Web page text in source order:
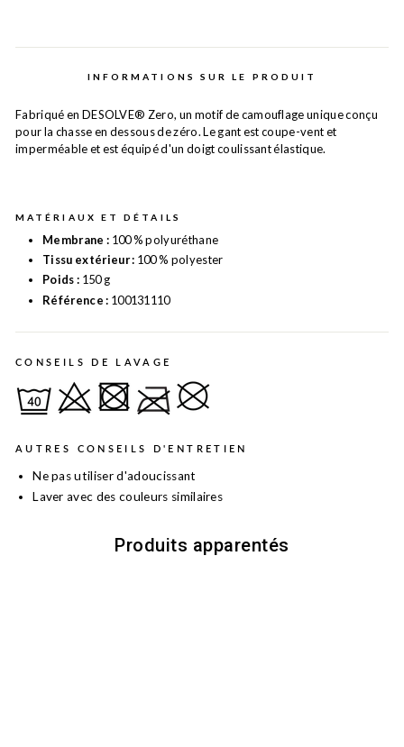
INFORMATIONS SUR LE PRODUIT
Fabriqué en DESOLVE® Zero, un motif de camouflage unique conçu
pour la chasse en dessous de zéro. Le gant est coupe-vent et
imperméable et est équipé d'un doigt coulissant élastique.
MATÉRIAUX ET DÉTAILS
Membrane : 100 % polyuréthane
Tissu extérieur : 100 % polyester
Poids : 150 g
Référence : 100131110
CONSEILS DE LAVAGE
AUTRES CONSEILS D'ENTRETIEN
Ne pas utiliser d'adoucissant
Laver avec des couleurs similaires
Produits apparentés